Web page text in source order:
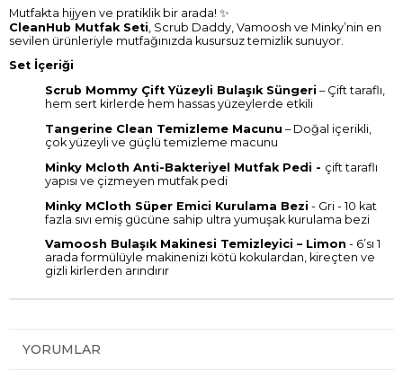
Mutfakta hijyen ve pratiklik bir arada! ✨
CleanHub Mutfak Seti , Scrub Daddy, Vamoosh ve Minky’nin en
sevilen ürünleriyle mutfağınızda kusursuz temizlik sunuyor.
Set İçeriği
Scrub Mommy Çift Yüzeyli Bulaşık Süngeri – Çift taraflı,
hem sert kirlerde hem hassas yüzeylerde etkili
Tangerine Clean Temizleme Macunu – Doğal içerikli,
çok yüzeyli ve güçlü temizleme macunu
Minky Mcloth Anti-Bakteriyel Mutfak Pedi - çift taraflı
yapısı ve çizmeyen mutfak pedi
Minky MCloth Süper Emici Kurulama Bezi - Gri - 10 kat
fazla sıvı emiş gücüne sahip ultra yumuşak kurulama bezi
Vamoosh Bulaşık Makinesi Temizleyici – Limon - 6’sı 1
arada formülüyle makinenizi kötü kokulardan, kireçten ve
gizli kirlerden arındırır
YORUMLAR